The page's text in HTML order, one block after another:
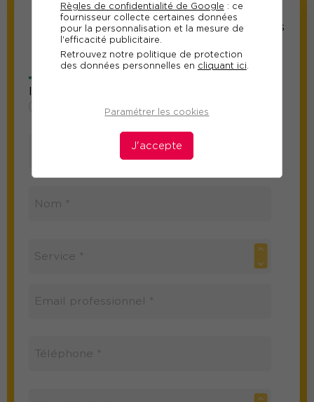
Règles de confidentialité de Google : ce
fournisseur collecte certaines données
pour la personnalisation et la mesure de
l'efficacité publicitaire.
Retrouvez notre politique de protection
des données personnelles en cliquant ici.
Paramétrer les cookies
J'accepte
Informations sur les
participants
Informations relatives
de la formation
Information sur le participant
M